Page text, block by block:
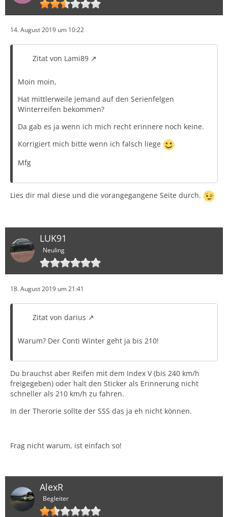
14. August 2019 um 10:22
Zitat von Lami89
Moin moin,
Hat mittlerweile jemand auf den Serienfelgen
Winterreifen bekommen?
Da gab es ja wenn ich mich recht erinnere noch keine.
Korrigiert mich bitte wenn ich falsch liege
Mfg
Lies dir mal diese und die vorangegangene Seite durch.
LUK91
Neuling
18. August 2019 um 21:41
Zitat von darius
Warum? Der Conti Winter geht ja bis 210!
Du brauchst aber Reifen mit dem Index V (bis 240 km/h
freigegeben) oder halt den Sticker als Erinnerung nicht
schneller als 210 km/h zu fahren.
In der Therorie sollte der SSS das ja eh nicht können.
Frag nicht warum, ist einfach so!
AlexR
Begleiter